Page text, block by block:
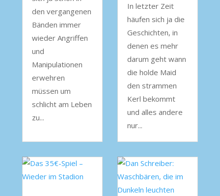
den vergangenen
Bänden immer
wieder Angriffen
und
Manipulationen
erwehren
müssen um
schlicht am Leben
zu...
In letzter Zeit
häufen sich ja die
Geschichten, in
denen es mehr
darum geht wann
die holde Maid
den strammen
Kerl bekommt
und alles andere
nur...